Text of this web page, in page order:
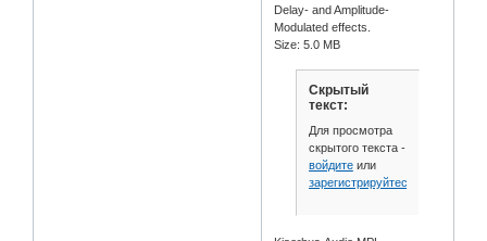
Delay- and Amplitude-
Modulated effects.
Size: 5.0 MB
Скрытый
текст:
Для просмотра
скрытого текста -
войдитеили
зарегистрируйтесь